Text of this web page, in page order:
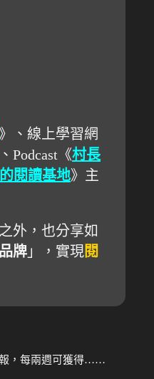
》、線上學習網
Podcast《村長
閱讀基地》主
外，也分享如
牌 」，實現閱
，每兩週可獲得……